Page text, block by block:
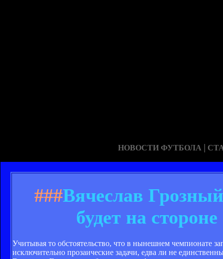
НОВОСТИ ФУТБОЛА |
###Вячеслав
будет на
Учитывая то обстоятельство, что в нынешнем чемпионате
исключительно прозаические задачи, едва ли не